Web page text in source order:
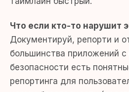
Что если кто-то нарушит
Документируй, репорти и
большинства приложений
безопасности есть
репортинга для